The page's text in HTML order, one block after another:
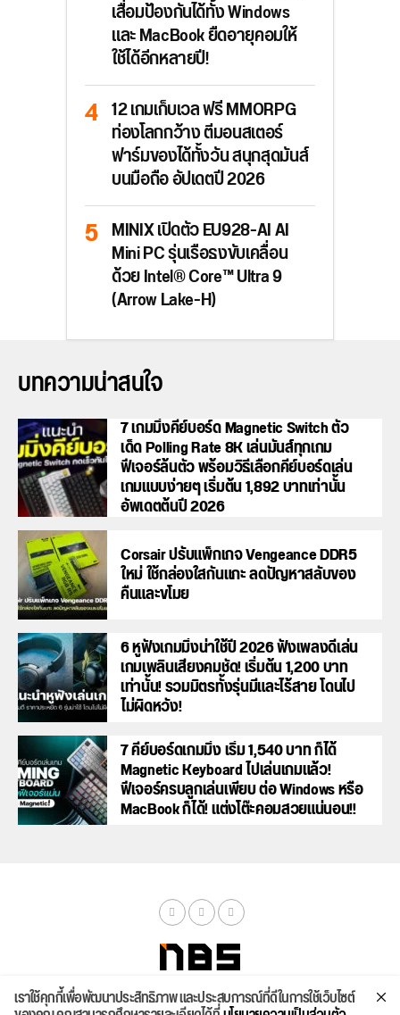
เสื่อมป้องกันได้ทั้ง Windows
และ MacBook ยืดอายุคอมให้
ใช้ได้อีกหลายปี!
12 เกมเก็บเวล ฟรี MMORPG
ท่องโลกกว้าง ตีมอนสเตอร์
ฟาร์มของได้ทั้งวัน สนุกสุดมันส์
บนมือถือ อัปเดตปี 2026
MINIX เปิดตัว EU928-AI AI
Mini PC รุ่นเรือธงขับเคลื่อน
ด้วย Intel® Core™ Ultra 9
(Arrow Lake-H)
บทความน่าสนใจ
7 เกมมิ่งคีย์บอร์ด Magnetic Switch ตัว
เด็ด Polling Rate 8K เล่นมันส์ทุกเกม
ฟีเจอร์ล้นตัว พร้อมวิธีเลือกคีย์บอร์ดเล่น
เกมแบบง่ายๆ เริ่มต้น 1,892 บาทเท่านั้น
อัพเดตต้นปี 2026
Corsair ปรับแพ็กเกจ Vengeance DDR5
ใหม่ ใช้กล่องใสกันแกะ ลดปัญหาสลับของ
คืนและขโมย
6 หูฟังเกมมิ่งน่าใช้ปี 2026 ฟังเพลงดีเล่น
เกมเพลินเสียงคมชัด! เริ่มต้น 1,200 บาท
เท่านั้น! รวมมิตรทั้งรุ่นมีและไร้สาย โดนไป
ไม่ผิดหวัง!
7 คีย์บอร์ดเกมมิ่ง เริ่ม 1,540 บาท ก็ได้
Magnetic Keyboard ไปเล่นเกมแล้ว!
ฟีเจอร์ครบลูกเล่นเพียบ ต่อ Windows หรือ
MacBook ก็ได้! แต่งโต๊ะคอมสวยแน่นอน!!
จัดสเปค ค้นหา บทความ รีวิวล่าสุด บทความยอดนิยม ติดต่อเรา
เราใช้คุกกี้เพื่อพัฒนาประสิทธิภาพ และประสบการณ์ที่ดีในการใช้เว็บไซต์